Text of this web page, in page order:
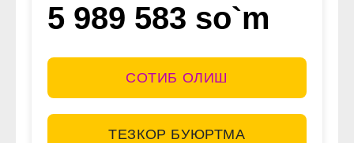
5 989 583 so`m
СОТИБ ОЛИШ
ТЕЗКОР БУЮРТМА